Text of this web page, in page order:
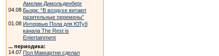
Амелии Димольденберг
04.08 Бьорк: “В воздухе витают
разительные перемены”
01.08 Интервью Пола для ЮТуб
канала The Rest is
Entertainment
... периодика:
14.07 Пол Маккартни сделал